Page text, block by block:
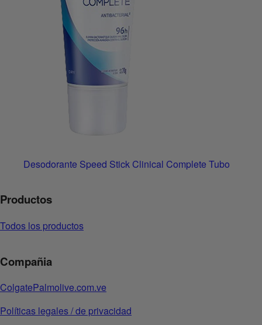
Desodorante Speed Stick Clinical Complete Tubo
Productos
Todos los productos
Compañia
ColgatePalmolive.com.ve
Políticas legales / de privacidad